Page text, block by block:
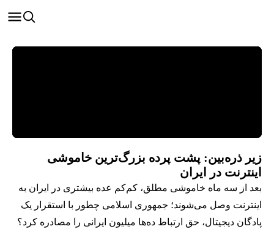
زیر ذره‌بین: پشت پرده بزرگ‌ترین خاموشی
اینترنت در ایران
بعد از سه ماه خاموشی مطلق، کم‌کم عده بیشتری در ایران به
اینترنت وصل می‌شوند؛ جمهوری اسلامی چطور با استقرار یک
پادگان دیجیتال، حق ارتباط ده‌ها میلیون ایرانی را مصادره کرد؟